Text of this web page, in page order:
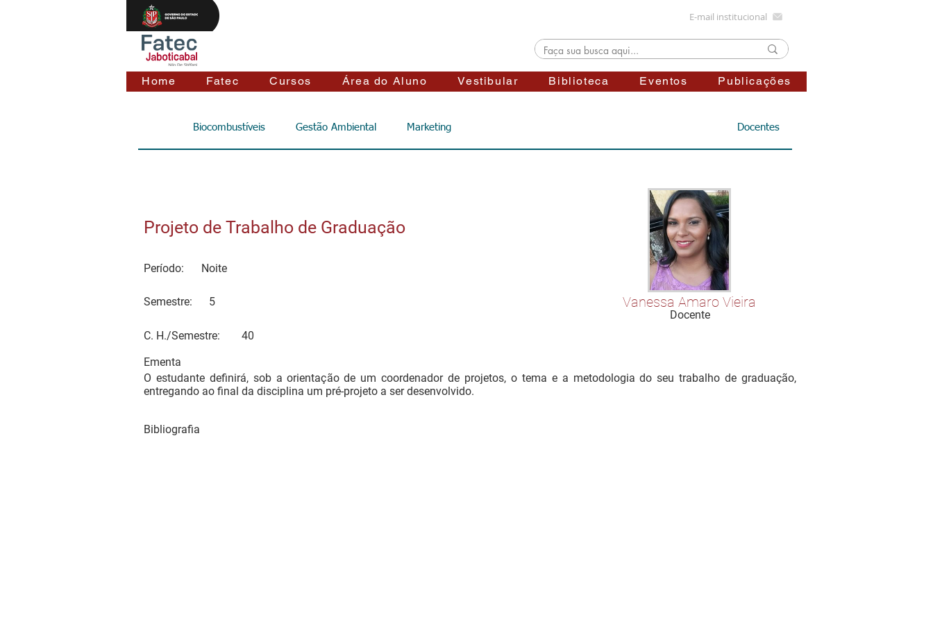
E-mail institucional
Home Fatec Cursos Área do Aluno Vestibular Biblioteca Eventos Publicações
Biocombustíveis Gestão Ambiental Marketing Docentes
40
C. H./Semestre:
5
Semestre:
Noite
Período:
Projeto de Trabalho de Graduação
Docente
Vanessa Amaro Vieira
Ementa
O estudante definirá, sob a orientação de um coordenador de projetos, o tema e a metodologia do seu trabalho de graduação,
entregando ao final da disciplina um pré-projeto a ser desenvolvido.
Bibliografia